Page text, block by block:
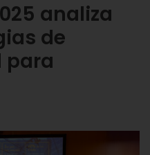
analiza
de
para